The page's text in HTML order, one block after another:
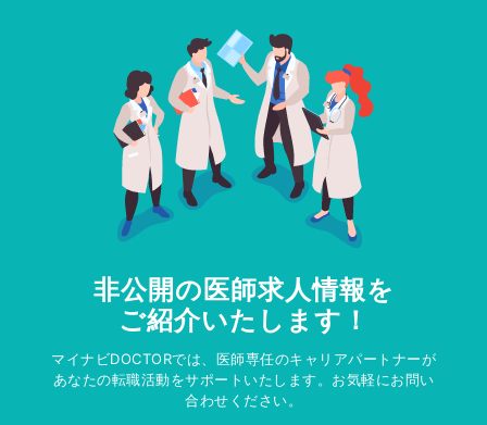
非公開の医師求人情報を
ご紹介いたします！
マイナビDOCTORでは、医師専任のキャリアパートナーが
あなたの転職活動をサポートいたします。お気軽にお問い
合わせください。